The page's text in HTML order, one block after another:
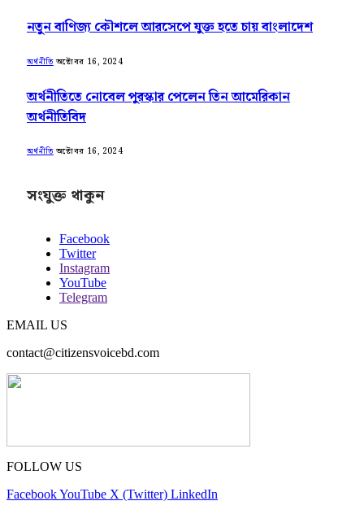
নতুন বাণিজ্য কৌশলে আরসেপে যুক্ত হতে চায় বাংলাদেশ
অর্থনীতি অক্টোবর 16, 2024
অর্থনীতিতে নোবেল পুরস্কার পেলেন তিন আমেরিকান
অর্থনীতিবিদ
অর্থনীতি অক্টোবর 16, 2024
সংযুক্ত থাকুন
Facebook
Twitter
Instagram
YouTube
Telegram
EMAIL US
contact@citizensvoicebd.com
FOLLOW US
FacebookYouTube X (Twitter) LinkedIn